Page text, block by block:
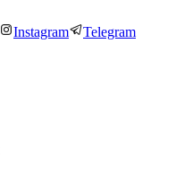
Instagram Telegram